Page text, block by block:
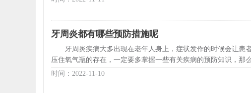
牙周炎都有哪些预防措施呢
牙周炎疾病大多出现在老年人身上，症状发作的时候会让
压住氧气瓶的存在，一定要多掌握一些有关疾病的预防知识，那
时间：2022-11-10